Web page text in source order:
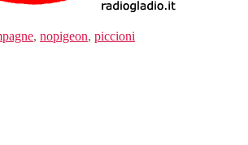
, nopigeon, piccioni